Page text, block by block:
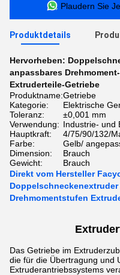
Plaudern Sie
Produktdetails
Hervorheben:
anpassbares
Extruderteile-Getriebe
Produktname:Getriebe
Kategorie:
Elektrische
Toleranz:
±0,001 mm
Verwendung: Industrie- und
Hauptkraft:
4/75/90/132/
Farbe:
Gelb/
Dimension:
Brauch
Gewicht:
Brauch
Direkt vom Hersteller
Drehmomentstufen
Das Getriebe im
die für die Übertragung und
Extruderantriebssystems